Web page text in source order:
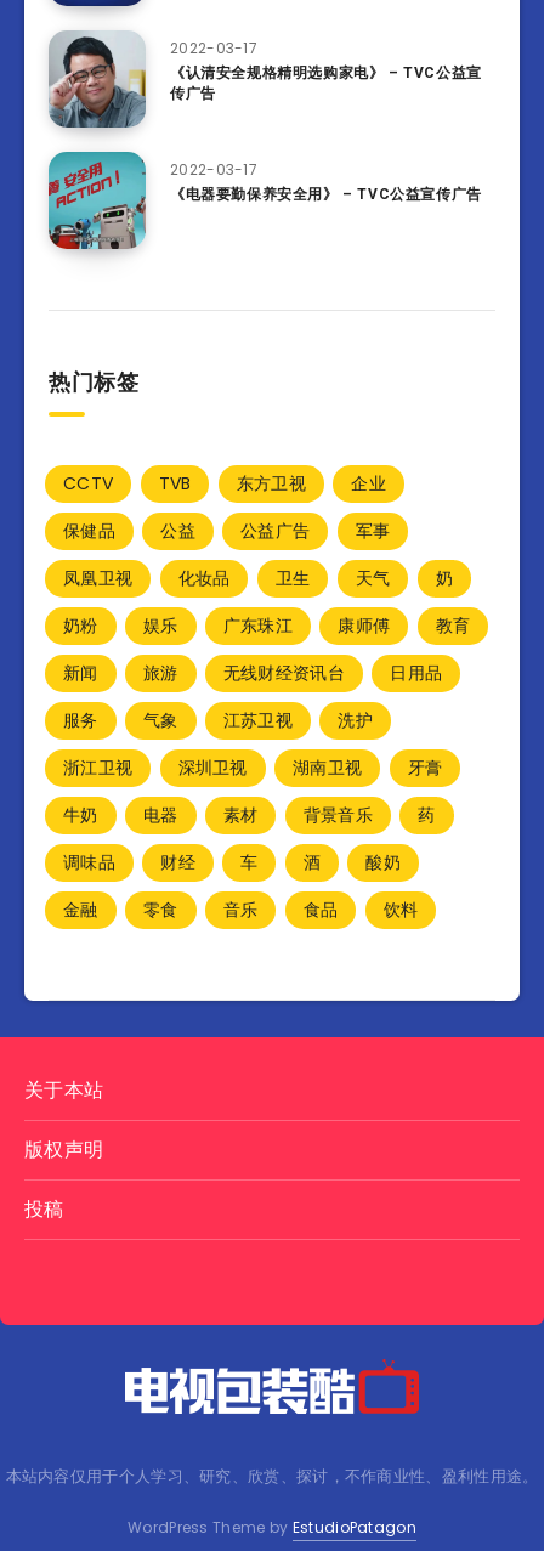
2022-03-17
《认清安全规格精明选购家电》 – TVC公益宣
传广告
2022-03-17
《电器要勤保养安全用》 – TVC公益宣传广告
热门标签
CCTV TVB 东方卫视
企业
保健品
公益 公益广告
军事
凤凰卫视
化妆品 卫生 天气
奶
奶粉
娱乐 广东珠江 康师傅
教育
新闻
旅游 无线财经资讯台
日用品
服务
气象 江苏卫视
洗护
浙江卫视
深圳卫视 湖南卫视
牙膏
牛奶
电器 素材 背景音乐
药
调味品
财经 车 酒
酸奶
金融
零食 音乐 食品 饮料
关于本站
版权声明
投稿
本站内容仅用于个人学习、研究、欣赏、探讨，不作商业性、盈利性用途。
WordPress Theme by EstudioPatagon